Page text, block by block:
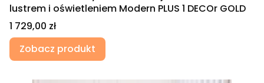
lustrem i oświetleniem Modern PLUS 1 DECOr GOLD
Cena
1 729,00 zł
Zobacz produkt